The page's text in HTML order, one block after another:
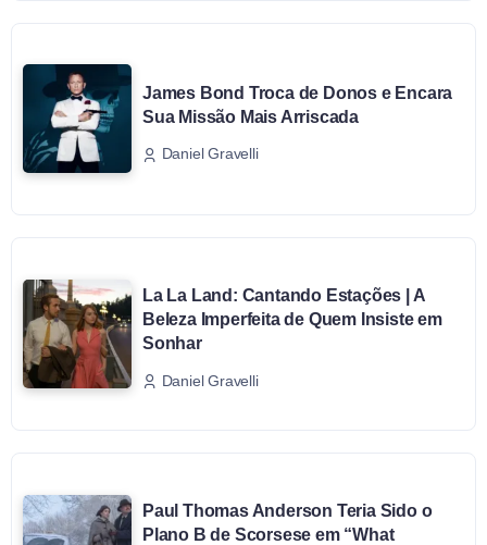
James Bond Troca de Donos e Encara
Sua Missão Mais Arriscada
Daniel Gravelli
La La Land: Cantando Estações | A
Beleza Imperfeita de Quem Insiste em
Sonhar
Daniel Gravelli
Paul Thomas Anderson Teria Sido o
Plano B de Scorsese em “What